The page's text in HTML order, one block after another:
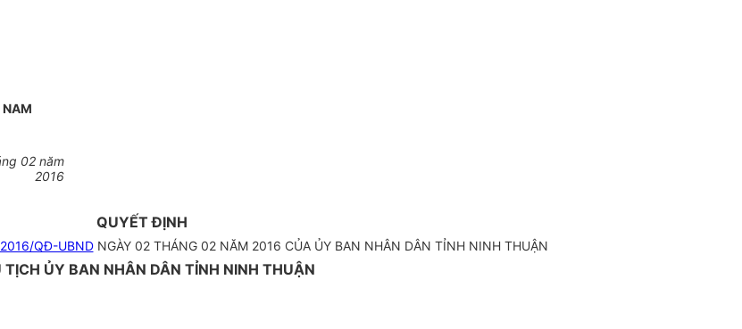
NAM
02 năm
2016
QUYẾT ĐỊNH
QĐ-UBNDNGÀY 02 THÁNG 02 NĂM 2016 CỦA ỦY BAN NHÂN DÂN TỈNH NINH THUẬN
TỊCH ỦY BAN NHÂN DÂN TỈNH NINH THUẬN